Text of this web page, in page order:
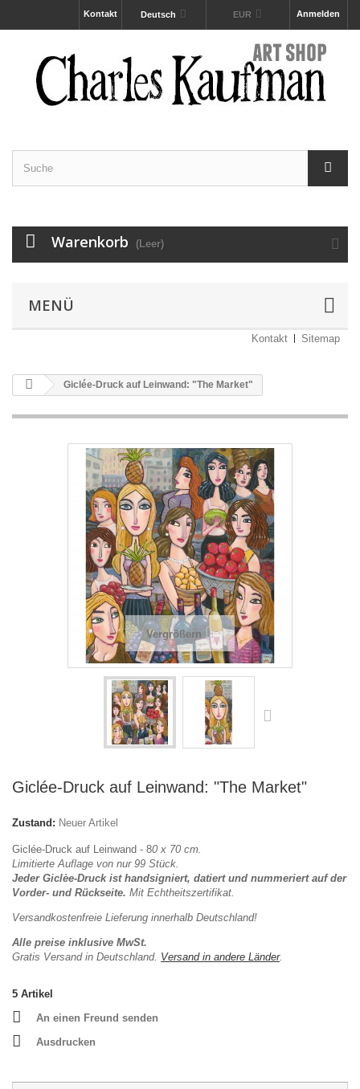
Anmelden
EUR
Deutsch
Kontakt
Warenkorb (Leer)
MENÜ
Kontakt Sitemap
Giclée-Druck auf Leinwand: "The Market"
Vergrößern
Giclée-Druck auf Leinwand: "The Market"
Zustand: Neuer Artikel
Giclée-Druck auf Leinwand - 80 x 70 cm.
Limitierte Auflage von nur 99 Stück.
Jeder Giclèe-Druck ist handsigniert, datiert und nummeriert auf der
Vorder- und Rückseite. Mit Echtheitszertifikat.
Versandkostenfreie Lieferung innerhalb Deutschland!
Alle preise inklusive MwSt.
Gratis Versand in Deutschland. Versand in andere Länder.
5 Artikel
An einen Freund senden
Ausdrucken